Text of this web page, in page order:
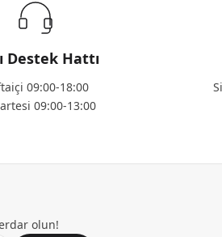
Destek Hattı
09:00-18:00
09:00-13:00
olun!